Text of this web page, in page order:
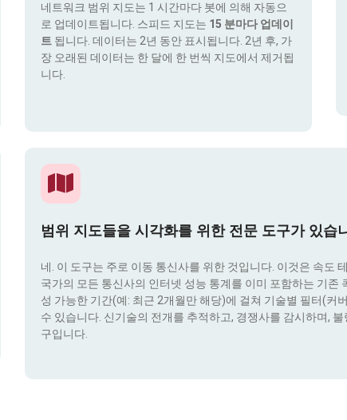
네트워크 범위 지도는 1 시간마다 봇에 의해 자동으
로 업데이트됩니다. 스피드 지도는 15 분마다 업데이
트 됩니다. 데이터는 2년 동안 표시됩니다. 2년 후, 가
장 오래된 데이터는 한 달에 한 번씩 지도에서 제거됩
니다.
범위 지도들을 시각화를 위한 전문 도구가 있습
네. 이 도구는 주로 이동 통신사를 위한 것입니다. 이것은 속도
국가의 모든 통신사의 인터넷 성능 통계를 이미 포함하는 기
성 가능한 기간(예: 최근 2개월만 해당)에 걸쳐 기술별 필터(커
수 있습니다. 신기술의 전개를 추적하고, 경쟁사를 감시하며,
구입니다.